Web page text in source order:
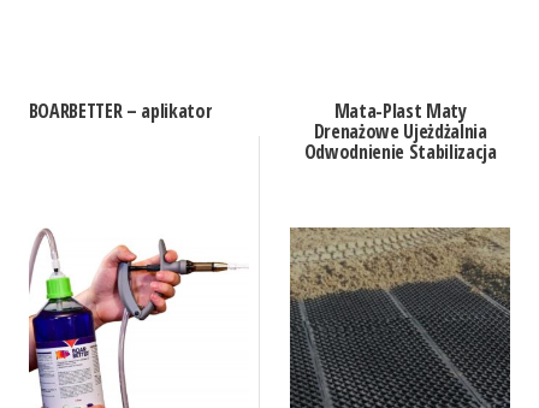
BOARBETTER – aplikator Mata-Plast Maty
Drenażowe Ujeżdżalnia
Odwodnienie Stabilizacja